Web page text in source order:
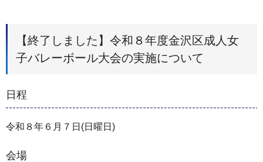
【終了しました】令和８年度金沢区成人女
子バレーボール大会の実施について
日程
令和８年６月７日(日曜日)
会場